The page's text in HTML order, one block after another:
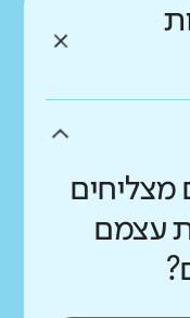
מצליחים
עצמם